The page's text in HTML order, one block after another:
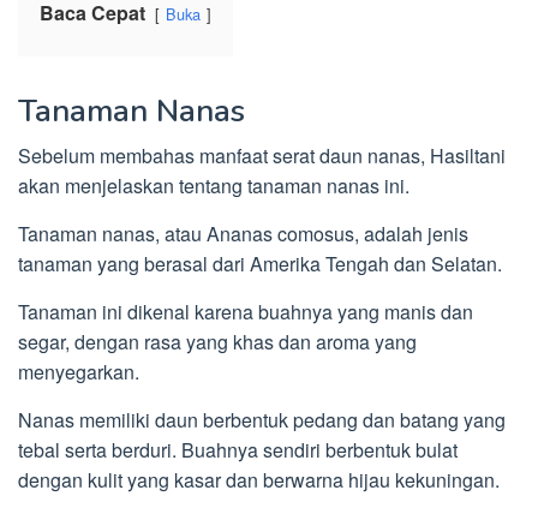
Baca Cepat Buka
Tanaman Nanas
Sebelum membahas manfaat serat daun nanas, Hasiltani
akan menjelaskan tentang tanaman nanas ini.
Tanaman nanas, atau Ananas comosus, adalah jenis
tanaman yang berasal dari Amerika Tengah dan Selatan.
Tanaman ini dikenal karena buahnya yang manis dan
segar, dengan rasa yang khas dan aroma yang
menyegarkan.
Nanas memiliki daun berbentuk pedang dan batang yang
tebal serta berduri. Buahnya sendiri berbentuk bulat
dengan kulit yang kasar dan berwarna hijau kekuningan.